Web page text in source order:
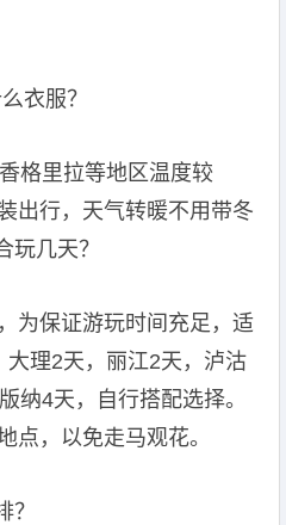
衣服？
格里拉等地区温度较
出行，天气转暖不用带冬
玩几天？
为保证游玩时间充足，适
理2天，丽江2天，泸沽
纳4天，自行搭配选择。
点，以免走马观花。
？